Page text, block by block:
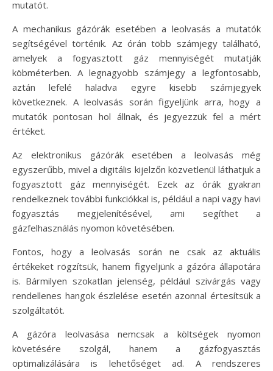
mutatót.
A mechanikus gázórák esetében a leolvasás a mutatók
segítségével történik. Az órán több számjegy található,
amelyek a fogyasztott gáz mennyiségét mutatják
köbméterben. A legnagyobb számjegy a legfontosabb,
aztán lefelé haladva egyre kisebb számjegyek
következnek. A leolvasás során figyeljünk arra, hogy a
mutatók pontosan hol állnak, és jegyezzük fel a mért
értéket.
Az elektronikus gázórák esetében a leolvasás még
egyszerűbb, mivel a digitális kijelzőn közvetlenül láthatjuk a
fogyasztott gáz mennyiségét. Ezek az órák gyakran
rendelkeznek további funkciókkal is, például a napi vagy havi
fogyasztás megjelenítésével, ami segíthet a
gázfelhasználás nyomon követésében.
Fontos, hogy a leolvasás során ne csak az aktuális
értékeket rögzítsük, hanem figyeljünk a gázóra állapotára
is. Bármilyen szokatlan jelenség, például szivárgás vagy
rendellenes hangok észlelése esetén azonnal értesítsük a
szolgáltatót.
A gázóra leolvasása nemcsak a költségek nyomon
követésére szolgál, hanem a gázfogyasztás
optimalizálására is lehetőséget ad. A rendszeres